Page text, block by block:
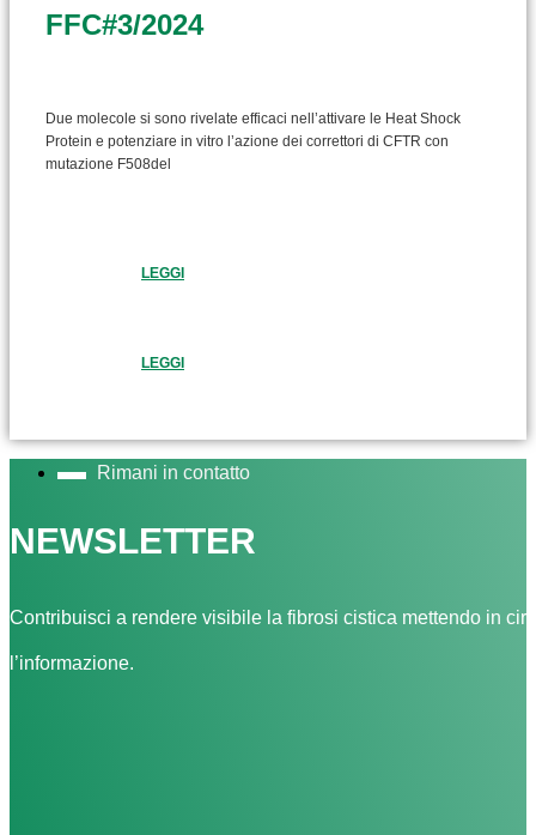
FFC#3/2024
Due molecole si sono rivelate efficaci nell’attivare le Heat Shock
Protein e potenziare in vitro l’azione dei correttori di CFTR con
mutazione F508del
LEGGI
LEGGI
Rimani in contatto
NEWSLETTER
Contribuisci a rendere visibile la fibrosi cistica mettendo in
l’informazione.